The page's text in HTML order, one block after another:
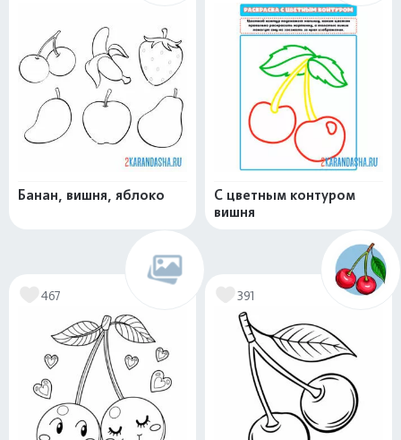
Банан, вишня, яблоко
С цветным контуром
вишня
467 391